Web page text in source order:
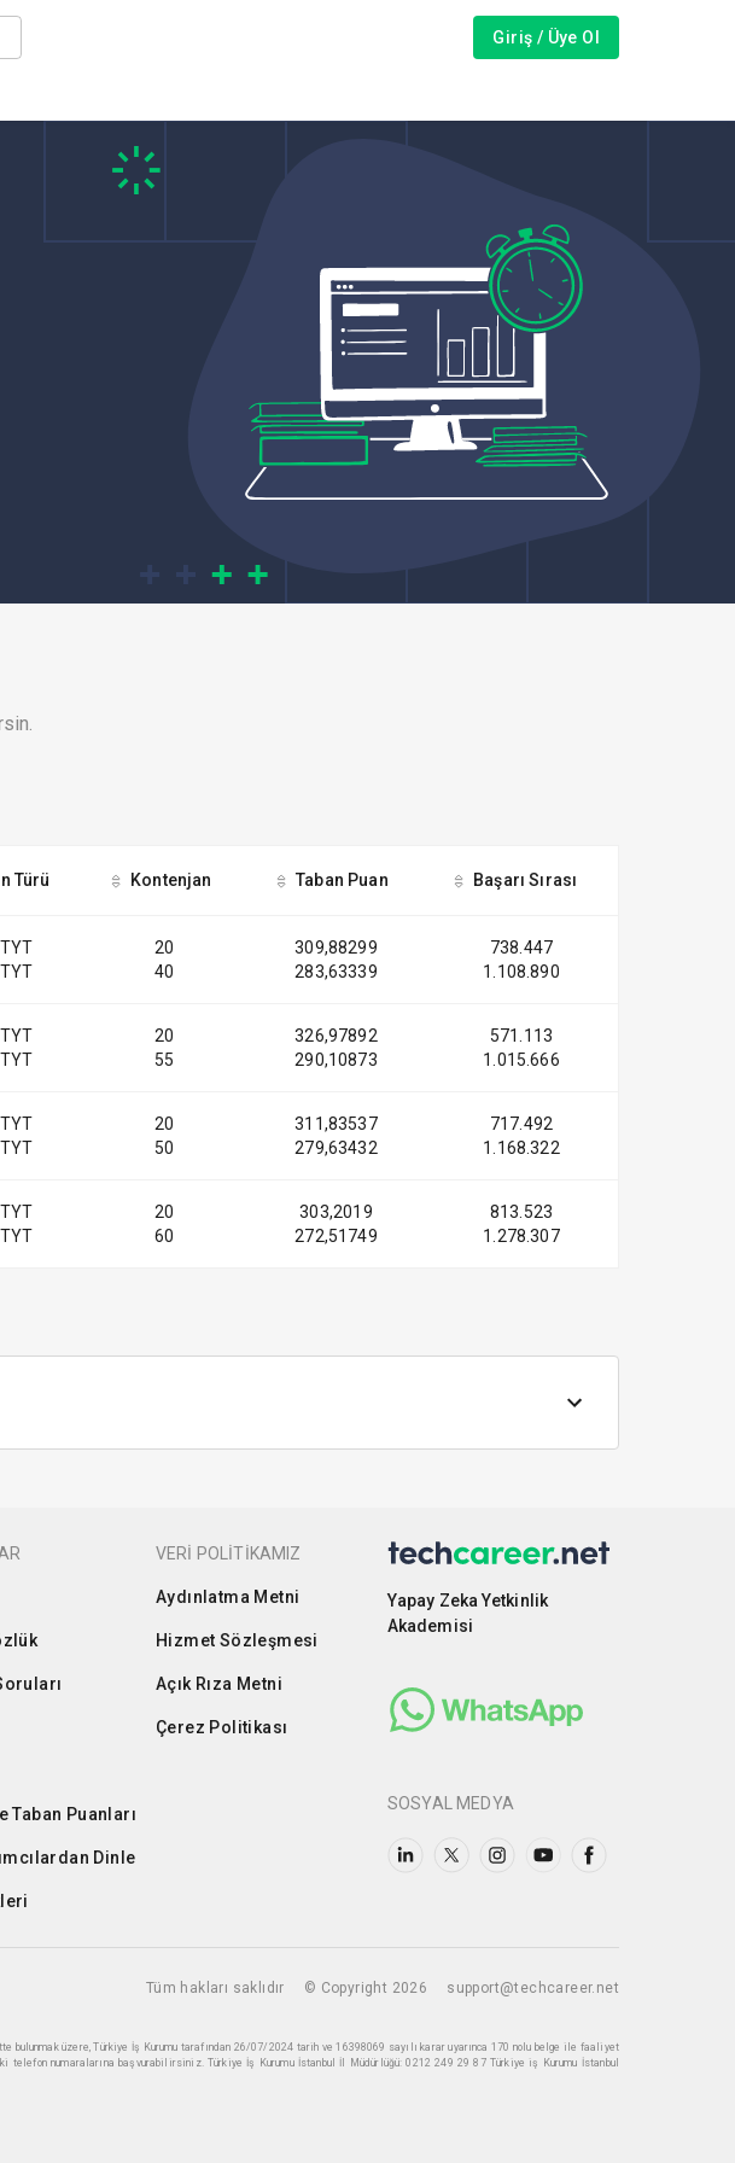
Giriş / Üye Ol
Türü Kontenjan Taban Puan Başarı Sırası
TYT
TYT
20
40
309,88299
283,63339
738.447
1.108.890
TYT
TYT
20
55
326,97892
290,10873
571.113
1.015.666
TYT
TYT
20
50
311,83537
279,63432
717.492
1.168.322
TYT
TYT
20
60
303,2019
272,51749
813.523
1.278.307
Taban Puanları
Dinle
VERİ POLİTİKAMIZ
Aydınlatma Metni
Hizmet Sözleşmesi
Açık Rıza Metni
Çerez Politikası
Yapay Zeka Yetkinlik
Akademisi
SOSYAL MEDYA
Tüm hakları saklıdır © Copyright 2026 support@techcareer.net
üzere, Türkiye İş Kurumu tarafından 26/07/2024 tarih ve 16398069 sayılı karar uyarınca 170 nolu belge ile faaliyet
numaralarına başvurabilirsiniz. Türkiye İş Kurumu İstanbul İl Müdürlüğü: 0212 249 29 87 Türkiye iş Kurumu İstanbul